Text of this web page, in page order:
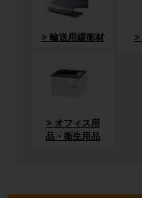
輸送用緩衝材
オフィス用
品・衛生用品